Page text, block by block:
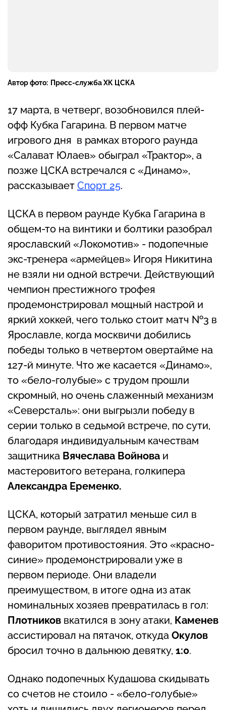
Автор фото: Пресс-служба ХК ЦСКА
17 марта, в четверг, возобновился плей-
офф Кубка Гагарина. В первом матче
игрового дня в рамках второго раунда
«Салават Юлаев» обыграл «Трактор», а
позже ЦСКА встречался с «Динамо»,
рассказывает Спорт 25.
ЦСКА в первом раунде Кубка Гагарина в
общем-то на винтики и болтики разобрал
ярославский «Локомотив» - подопечные
экс-тренера «армейцев» Игоря Никитина
не взяли ни одной встречи. Действующий
чемпион престижного трофея
продемонстрировал мощный настрой и
яркий хоккей, чего только стоит матч №3 в
Ярославле, когда москвичи добились
победы только в четвертом овертайме на
127-й минуте. Что же касается «Динамо»,
то «бело-голубые» с трудом прошли
скромный, но очень слаженный механизм
«Северсталь»: они выгрызли победу в
серии только в седьмой встрече, по сути,
благодаря индивидуальным качествам
защитника Вячеслава Войнова и
мастеровитого ветерана, голкипера
Александра Еременко.
ЦСКА, который затратил меньше сил в
первом раунде, выглядел явным
фаворитом противостояния. Это «красно-
синие» продемонстрировали уже в
первом периоде. Они владели
преимуществом, в итоге одна из атак
номинальных хозяев превратилась в гол:
Плотников вкатился в зону атаки, Каменев
ассистировал на пятачок, откуда Окулов
бросил точно в дальнюю девятку, 1:0.
Однако подопечных Кудашова скидывать
со счетов не стоило - «бело-голубые»